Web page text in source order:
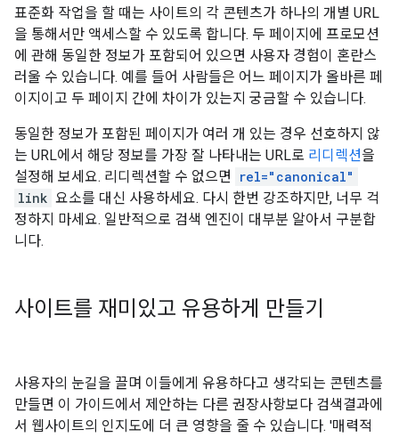
표준화 작업을 할 때는 사이트의 각 콘텐츠가 하나의 개별 URL
을 통해서만 액세스할 수 있도록 합니다. 두 페이지에 프로모션
에 관해 동일한 정보가 포함되어 있으면 사용자 경험이 혼란스
러울 수 있습니다. 예를 들어 사람들은 어느 페이지가 올바른 페
이지이고 두 페이지 간에 차이가 있는지 궁금할 수 있습니다.
동일한 정보가 포함된 페이지가 여러 개 있는 경우 선호하지 않
는 URL에서 해당 정보를 가장 잘 나타내는 URL로 리디렉션을
설정해 보세요. 리디렉션할 수 없으면
rel="canonical"
link 요소를 대신 사용하세요. 다시 한번 강조하지만, 너무 걱
정하지 마세요. 일반적으로 검색 엔진이 대부분 알아서 구분합
니다.
사이트를 재미있고 유용하게 만들기
사용자의 눈길을 끌며 이들에게 유용하다고 생각되는 콘텐츠를
만들면 이 가이드에서 제안하는 다른 권장사항보다 검색결과에
서 웹사이트의 인지도에 더 큰 영향을 줄 수 있습니다. '매력적